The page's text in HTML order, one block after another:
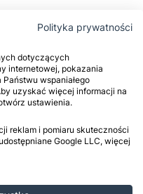
Polityka prywatności
dotyczących
internetowej, pokazania
wspaniałego
uzyskać więcej informacji na
ustawienia.
reklam i pomiaru skuteczności
Google LLC, więcej